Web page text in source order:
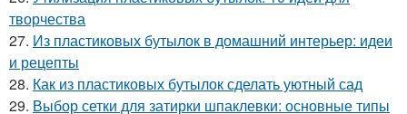
творчества
27. Из пластиковых бутылок в домашний интерьер: идеи
и рецепты
28. Как из пластиковых бутылок сделать уютный сад
29. Выбор сетки для затирки шпаклевки: основные типы